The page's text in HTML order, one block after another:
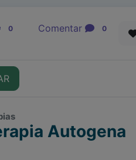
0 Comentar 0
Autogena